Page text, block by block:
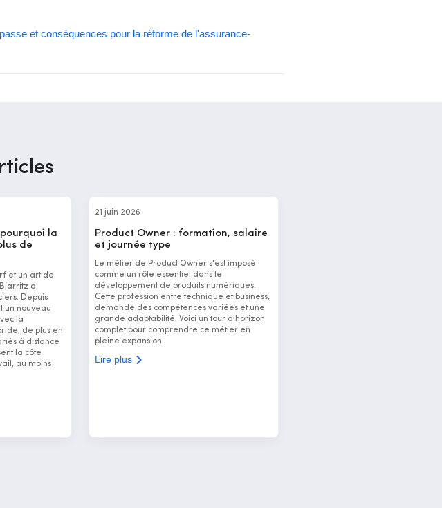
et conséquences pour la réforme de l'assurance-
la
de
et un art de
a
Depuis
un nouveau
la
de plus en
à distance
la côte
au moins
21 juin 2026
Product Owner : formation, salaire
et journée type
Le métier de Product Owner s'est imposé
comme un rôle essentiel dans le
développement de produits numériques.
Cette profession entre technique et business,
demande des compétences variées et une
grande adaptabilité. Voici un tour d'horizon
complet pour comprendre ce métier en
pleine expansion.
Lire plus